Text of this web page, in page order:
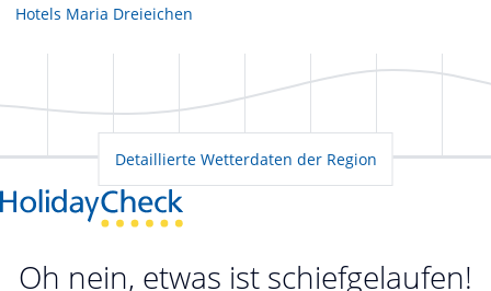
Hotels Maria Dreieichen
Detaillierte Wetterdaten der Region
Oh nein, etwas ist schiefgelaufen!